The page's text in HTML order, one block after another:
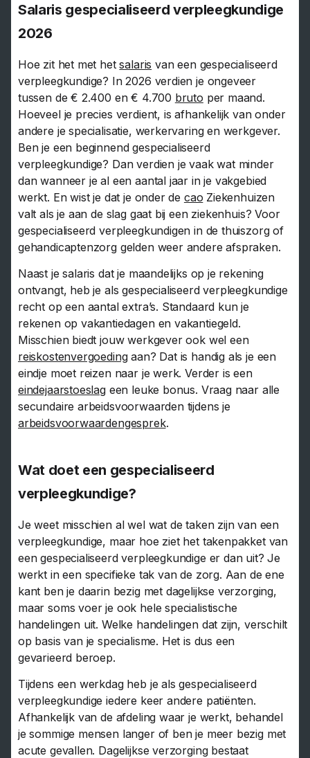
Salaris gespecialiseerd verpleegkundige
2026
Hoe zit het met hetsalaris van een gespecialiseerd
verpleegkundige? In 2026 verdien je ongeveer
tussen de € 2.400 en € 4.700 bruto per maand.
Hoeveel je precies verdient, is afhankelijk van onder
andere je specialisatie, werkervaring en werkgever.
Ben je een beginnend gespecialiseerd
verpleegkundige? Dan verdien je vaak wat minder
dan wanneer je al een aantal jaar in je vakgebied
werkt. En wist je dat je onder de cao Ziekenhuizen
valt als je aan de slag gaat bij een ziekenhuis? Voor
gespecialiseerd verpleegkundigen in de thuiszorg of
gehandicaptenzorg gelden weer andere afspraken.
Naast je salaris dat je maandelijks op je rekening
ontvangt, heb je als gespecialiseerd verpleegkundige
recht op een aantal extra’s. Standaard kun je
rekenen op vakantiedagen en vakantiegeld.
Misschien biedt jouw werkgever ook wel een
reiskostenvergoedingaan? Dat is handig als je een
eindje moet reizen naar je werk. Verder is een
eindejaarstoeslageen leuke bonus. Vraag naar alle
secundaire arbeidsvoorwaarden tijdens je
arbeidsvoorwaardengesprek.
Wat doet een gespecialiseerd
verpleegkundige?
Je weet misschien al wel wat de taken zijn van een
verpleegkundige, maar hoe ziet het takenpakket van
een gespecialiseerd verpleegkundige er dan uit? Je
werkt in een specifieke tak van de zorg. Aan de ene
kant ben je daarin bezig met dagelijkse verzorging,
maar soms voer je ook hele specialistische
handelingen uit. Welke handelingen dat zijn, verschilt
op basis van je specialisme. Het is dus een
gevarieerd beroep.
Tijdens een werkdag heb je als gespecialiseerd
verpleegkundige iedere keer andere patiënten.
Afhankelijk van de afdeling waar je werkt, behandel
je sommige mensen langer of ben je meer bezig met
acute gevallen. Dagelijkse verzorging bestaat